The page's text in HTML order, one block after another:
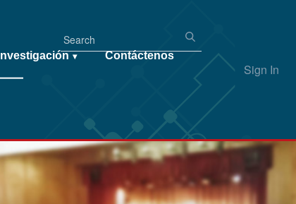
Sign In
Investigación ▾ Contáctenos